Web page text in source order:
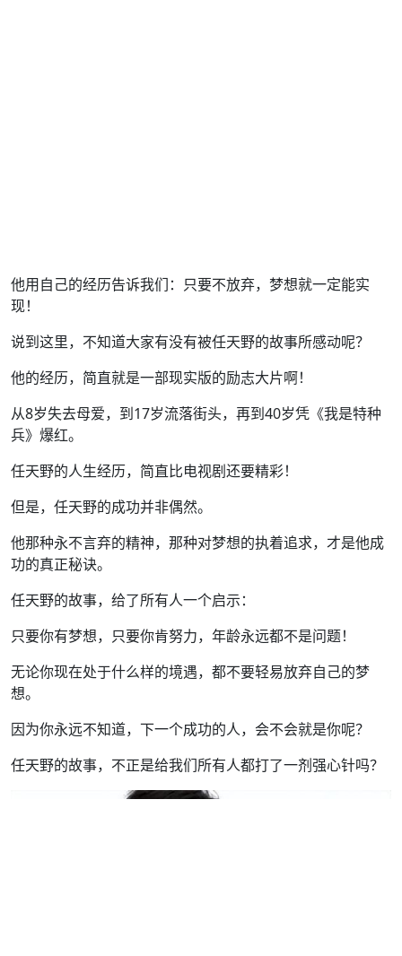
他用自己的经历告诉我们：只要不放弃，梦想就一定能实
现！
说到这里，不知道大家有没有被任天野的故事所感动呢？
他的经历，简直就是一部现实版的励志大片啊！
从8岁失去母爱，到17岁流落街头，再到40岁凭《我是特种
兵》爆红。
任天野的人生经历，简直比电视剧还要精彩！
但是，任天野的成功并非偶然。
他那种永不言弃的精神，那种对梦想的执着追求，才是他成
功的真正秘诀。
任天野的故事，给了所有人一个启示：
只要你有梦想，只要你肯努力，年龄永远都不是问题！
无论你现在处于什么样的境遇，都不要轻易放弃自己的梦
想。
因为你永远不知道，下一个成功的人，会不会就是你呢？
任天野的故事，不正是给我们所有人都打了一剂强心针吗？